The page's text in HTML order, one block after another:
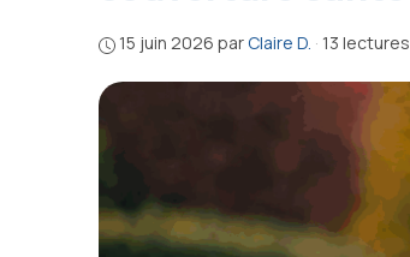
15 juin 2026 par Claire D. · 13 lectures